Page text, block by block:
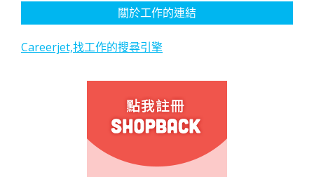
關於工作的連結
Careerjet,找工作的搜尋引擎